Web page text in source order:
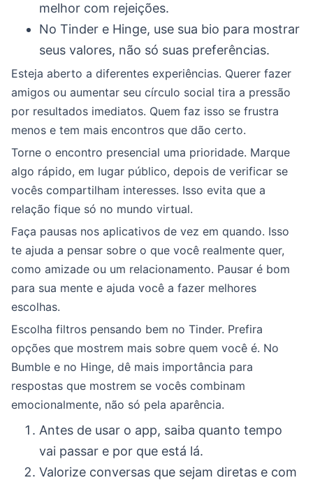
melhor com rejeições.
No Tinder e Hinge, use sua bio para mostrar
seus valores, não só suas preferências.
Esteja aberto a diferentes experiências. Querer fazer
amigos ou aumentar seu círculo social tira a pressão
por resultados imediatos. Quem faz isso se frustra
menos e tem mais encontros que dão certo.
Torne o encontro presencial uma prioridade. Marque
algo rápido, em lugar público, depois de verificar se
vocês compartilham interesses. Isso evita que a
relação fique só no mundo virtual.
Faça pausas nos aplicativos de vez em quando. Isso
te ajuda a pensar sobre o que você realmente quer,
como amizade ou um relacionamento. Pausar é bom
para sua mente e ajuda você a fazer melhores
escolhas.
Escolha filtros pensando bem no Tinder. Prefira
opções que mostrem mais sobre quem você é. No
Bumble e no Hinge, dê mais importância para
respostas que mostrem se vocês combinam
emocionalmente, não só pela aparência.
Antes de usar o app, saiba quanto tempo
vai passar e por que está lá.
Valorize conversas que sejam diretas e com